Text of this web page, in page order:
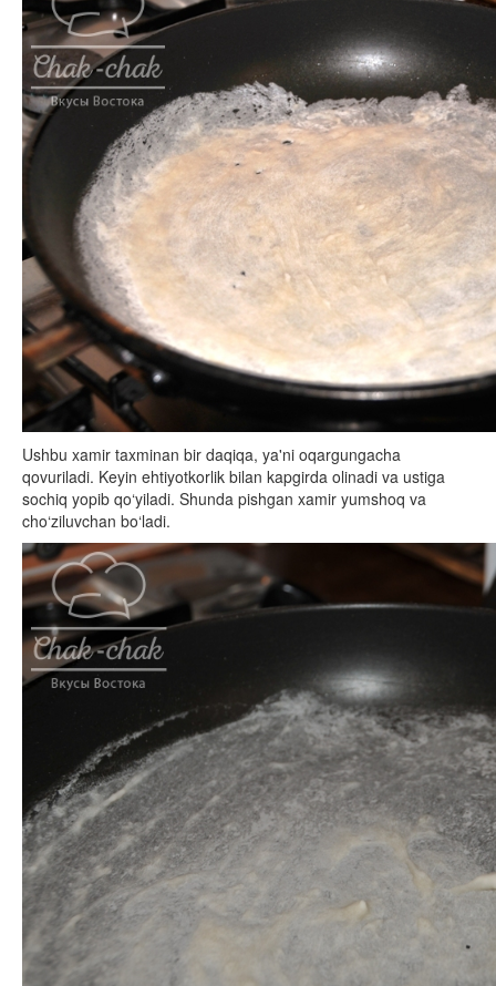
Ushbu xamir taxminan bir daqiqa, ya'ni oqargungacha
qovuriladi. Keyin ehtiyotkorlik bilan kapgirda olinadi va ustiga
sochiq yopib qo‘yiladi. Shunda pishgan xamir yumshoq va
cho‘ziluvchan bo‘ladi.